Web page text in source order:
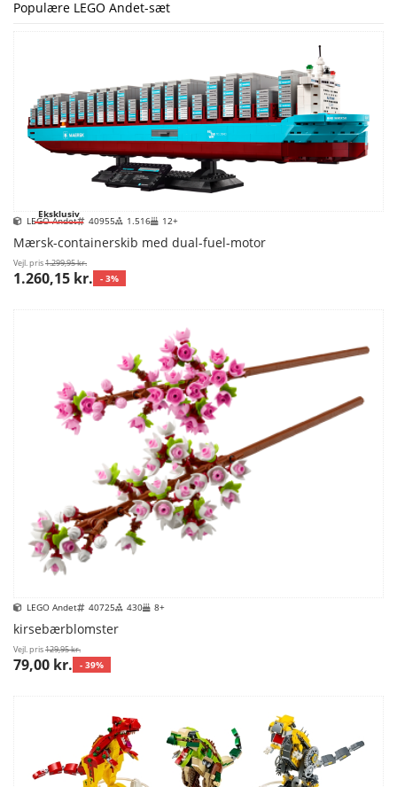
Populære LEGO Andet-sæt
Eksklusiv
LEGO Andet 40955 1.516 12+
Mærsk-containerskib med dual-fuel-motor
Vejl. pris1.299,95 kr.
1.260,15 kr. - 3%
LEGO Andet 40725 430 8+
kirsebærblomster
Vejl. pris129,95 kr.
79,00 kr. - 39%